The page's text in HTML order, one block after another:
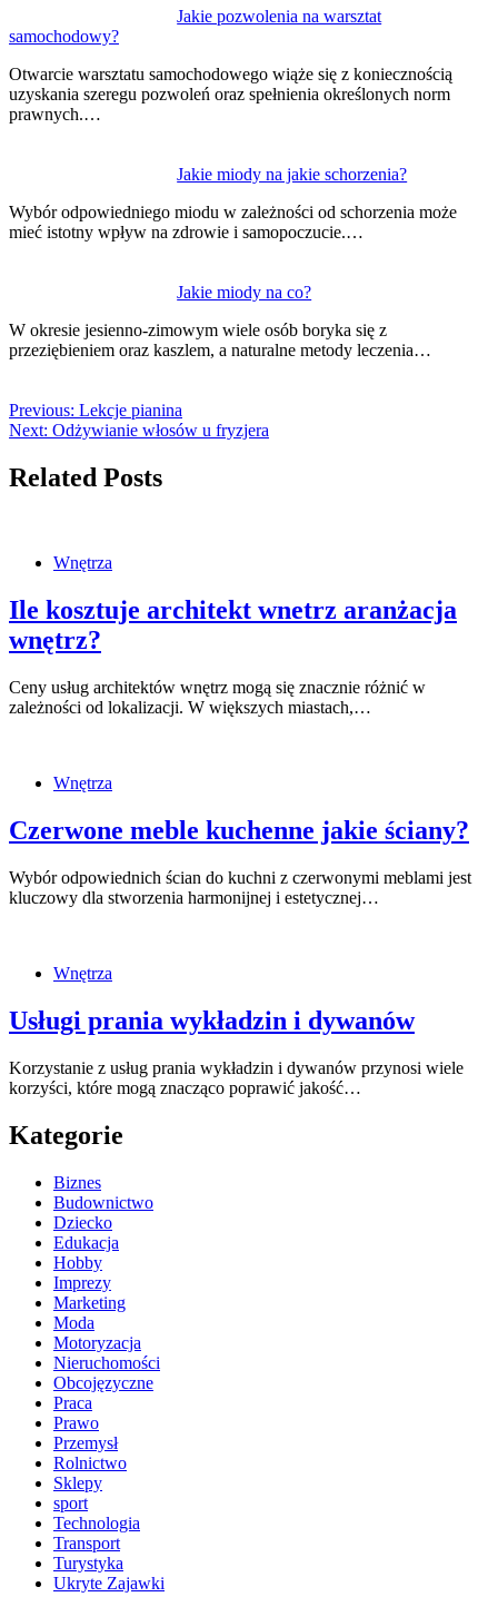
Jakie pozwolenia na warsztat
samochodowy?
Otwarcie warsztatu samochodowego wiąże się z koniecznością
uzyskania szeregu pozwoleń oraz spełnienia określonych norm
prawnych.…
Jakie miody na jakie schorzenia?
Wybór odpowiedniego miodu w zależności od schorzenia może
mieć istotny wpływ na zdrowie i samopoczucie.…
Jakie miody na co?
W okresie jesienno-zimowym wiele osób boryka się z
przeziębieniem oraz kaszlem, a naturalne metody leczenia…
Previous: Lekcje pianina
Next: Odżywianie włosów u fryzjera
Related Posts
Wnętrza
Ile kosztuje architekt wnetrz aranżacja
wnętrz?
Ceny usług architektów wnętrz mogą się znacznie różnić w
zależności od lokalizacji. W większych miastach,…
Wnętrza
Czerwone meble kuchenne jakie ściany?
Wybór odpowiednich ścian do kuchni z czerwonymi meblami jest
kluczowy dla stworzenia harmonijnej i estetycznej…
Wnętrza
Usługi prania wykładzin i dywanów
Korzystanie z usług prania wykładzin i dywanów przynosi wiele
korzyści, które mogą znacząco poprawić jakość…
Kategorie
Biznes
Budownictwo
Dziecko
Edukacja
Hobby
Imprezy
Marketing
Moda
Motoryzacja
Nieruchomości
Obcojęzyczne
Praca
Prawo
Przemysł
Rolnictwo
Sklepy
sport
Technologia
Transport
Turystyka
Ukryte Zajawki